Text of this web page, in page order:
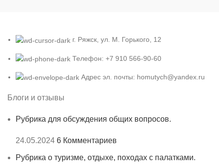
г. Ряжск, ул. М. Горького, 12
Телефон: +7 910 566-90-60
Адрес эл. почты: homutych@yandex.ru
Блоги и отзывы
Рубрика для обсуждения общих вопросов.
24.05.2024 6 Комментариев
Рубрика о туризме, отдыхе, походах с палатками.